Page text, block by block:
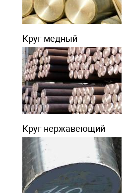
Круг медный
Круг нержавеющий